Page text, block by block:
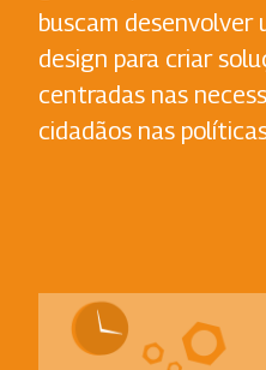
buscam desenvolver
design para criar
centradas nas
cidadãos nas